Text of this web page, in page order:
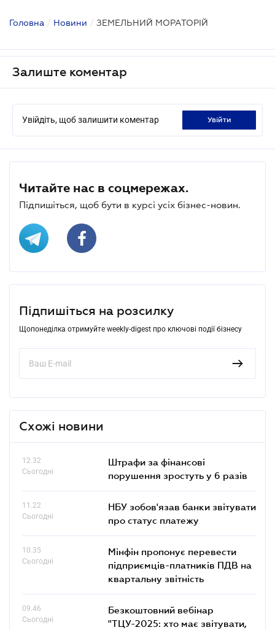
Головна / Новини / ЗЕМЕЛЬНИЙ МОРАТОРІЙ
Залиште коментар
Увійдіть, щоб залишити коментар увійти
Читайте нас в соцмережах.
Підпишіться, щоб бути в курсі усіх бізнес-новин.
Підпишіться на розсилку
Щопонеділка отримуйте weekly-digest про ключові події бізнесу
Схожі новини
12.32
Сьогодні
Штрафи за фінансові
порушення зростуть у 6 разів
11.22
Сьогодні
НБУ зобов'язав банки звітувати
про статус платежу
10.35
Сьогодні
Мінфін пропонує перевести
підприємців-платників ПДВ на
квартальну звітність
09.46
Сьогодні
Безкоштовний вебінар
"ТЦУ-2025: хто має звітувати,